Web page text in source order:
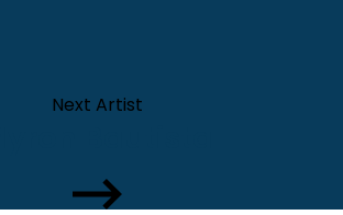
Myron Bautista